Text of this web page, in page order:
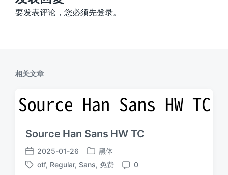
要发表评论，您必须先登录。
相关文章
Source Han Sans HW TC
发
布
2025-01-26
发
布
黑体
标
otf, Regular, Sans, 免费
评
0